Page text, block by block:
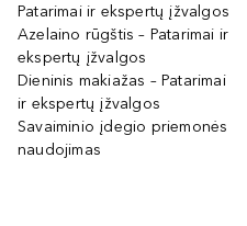
Patarimai ir ekspertų įžvalgos
Azelaino rūgštis – Patarimai ir
ekspertų įžvalgos
Dieninis makiažas – Patarimai
ir ekspertų įžvalgos
Savaiminio įdegio priemonės
naudojimas